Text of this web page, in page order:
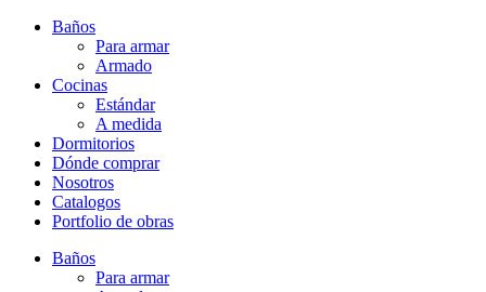
Baños
Para armar
Armado
Cocinas
Estándar
A medida
Dormitorios
Dónde comprar
Nosotros
Catalogos
Portfolio de obras
Baños
Para armar